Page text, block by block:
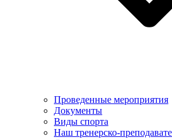
Проведенные мероприятия
Документы
Виды спорта
Наш тренерско-